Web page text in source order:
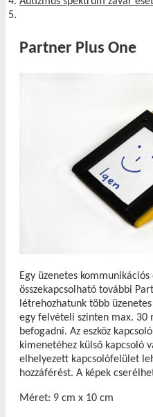
Partner Plus One
Egy üzenetes kommunikációs
összekapcsolható további
létrehozhatunk több
egy felvételi szinten max. 30
befogadni. Az eszköz
kimenetéhez külső kapcsoló
elhelyezett kapcsolófelület
hozzáférést. A képek
Méret: 9 cm x 10 cm